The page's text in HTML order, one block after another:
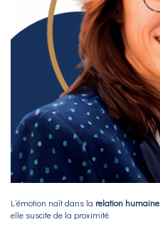
L’émotion naît dans la relation humaine
elle suscite de la proximité.